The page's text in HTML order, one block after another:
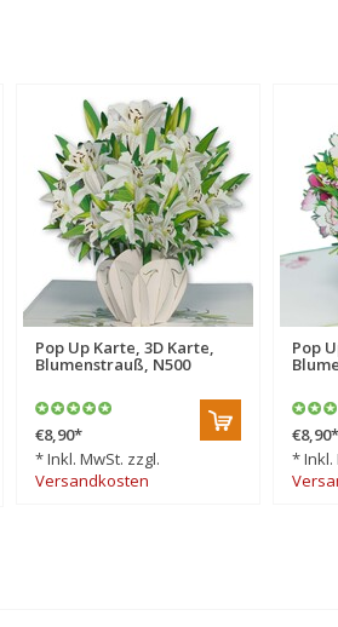
Pop Up Karte, 3D Karte,
Blumenstrauß, N500
€8,90*
* Inkl. MwSt. zzgl.
Versandkosten
Pop
€8,90*
* Inkl.